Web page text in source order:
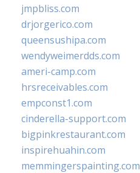
jmpbliss.com
drjorgerico.com
queensushipa.com
wendyweimerdds.com
ameri-camp.com
hrsreceivables.com
empconst1.com
cinderella-support.com
bigpinkrestaurant.com
inspirehuahin.com
memmingerspainting.com